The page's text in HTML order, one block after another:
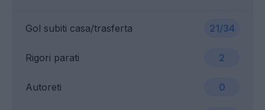
Gol subiti casa/trasferta 21/34
Rigori parati 2
Autoreti 0